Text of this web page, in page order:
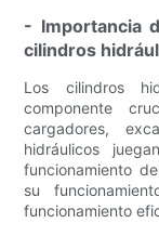
- Importancia
cilindros
Los cilindros
componente
cargadores,
hidráulicos
funcionamiento
su
funcionamiento